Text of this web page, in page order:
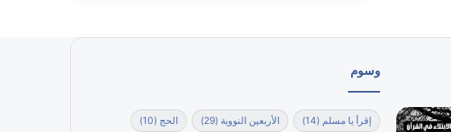
وسوم
إقرأ يا مسلم (14) الأربعين النووية (29) الحج (10)